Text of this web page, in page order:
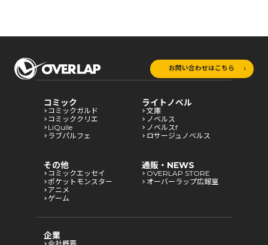
お問い合わせはこちら
コミック
コミックガルド
コミッククリエ
LiQulle
ラブパルフェ
ライトノベル
文庫
ノベルス
ノベルスf
ロサージュノベルス
その他
コミックエッセイ
ポケットモンスター
アニメ
ゲーム
通販・NEWS
OVERLAP STORE
オーバーラップ広報室
企業